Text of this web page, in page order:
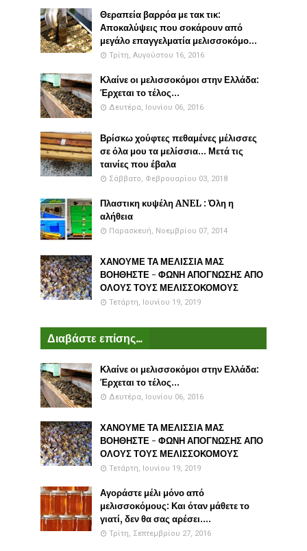
Θεραπεία βαρρόα με τακ τικ:
Αποκαλύψεις που σοκάρουν από
μεγάλο επαγγελματία μελισσοκόμο...
Τρίτη, Αυγούστου 16, 2016
Κλαίνε οι μελισσοκόμοι στην Ελλάδα:
Έρχεται το τέλος...
Δευτέρα, Ιουνίου 06, 2016
Βρίσκω χούφτες πεθαμένες μέλισσες
σε όλα μου τα μελίσσια... Μετά τις
ταινίες που έβαλα
Σάββατο, Φεβρουαρίου 03, 2018
Πλαστικη κυψέλη ANEL : Όλη η
αλήθεια
Παρασκευή, Νοεμβρίου 07, 2014
ΧΑΝΟΥΜΕ ΤΑ ΜΕΛΙΣΣΙΑ ΜΑΣ
ΒΟΗΘΗΣΤΕ - ΦΩΝΗ ΑΠΟΓΝΩΣΗΣ ΑΠΟ
ΟΛΟΥΣ ΤΟΥΣ ΜΕΛΙΣΣΟΚΟΜΟΥΣ
Τετάρτη, Ιουνίου 19, 2019
Διαβάστε επίσης...
Κλαίνε οι μελισσοκόμοι στην Ελλάδα:
Έρχεται το τέλος...
Δευτέρα, Ιουνίου 06, 2016
ΧΑΝΟΥΜΕ ΤΑ ΜΕΛΙΣΣΙΑ ΜΑΣ
ΒΟΗΘΗΣΤΕ - ΦΩΝΗ ΑΠΟΓΝΩΣΗΣ ΑΠΟ
ΟΛΟΥΣ ΤΟΥΣ ΜΕΛΙΣΣΟΚΟΜΟΥΣ
Τετάρτη, Ιουνίου 19, 2019
Αγοράστε μέλι μόνο από
μελισσοκόμους: Και όταν μάθετε το
γιατί, δεν θα σας αρέσει....
Τρίτη, Σεπτεμβρίου 27, 2016